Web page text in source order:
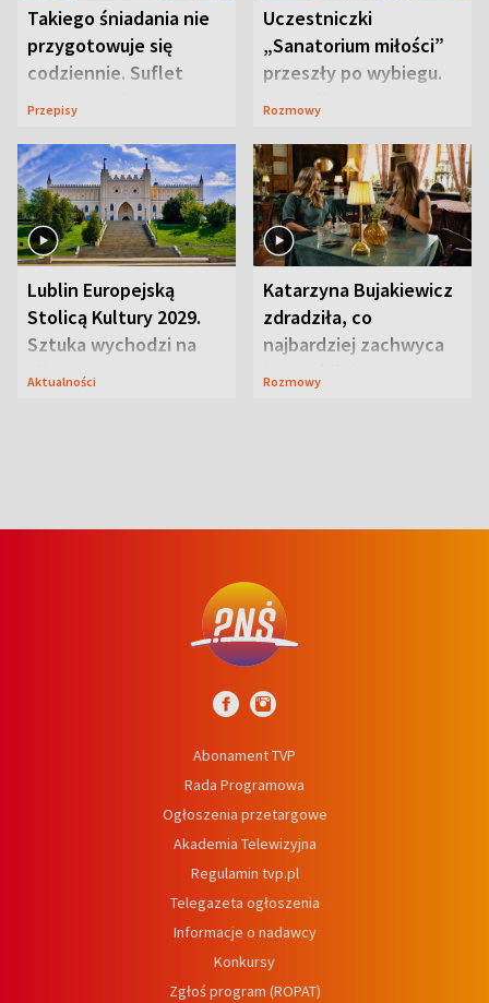
Takiego śniadania nie
przygotowuje się
codziennie. Suflet
serowy zachwyca
Przepisy
Uczestniczki
„Sanatorium miłości”
przeszły po wybiegu.
Te stylizacje
Rozmowy
Lublin Europejską
Stolicą Kultury 2029.
Sztuka wychodzi na
ulice
Aktualności
Katarzyna Bujakiewicz
zdradziła, co
najbardziej zachwyca
ją w Lublinie
Rozmowy
Abonament TVP
Rada Programowa
Ogłoszenia przetargowe
Akademia Telewizyjna
Regulamin tvp.pl
Telegazeta ogłoszenia
Informacje o nadawcy
Konkursy
Zgłoś program (ROPAT)